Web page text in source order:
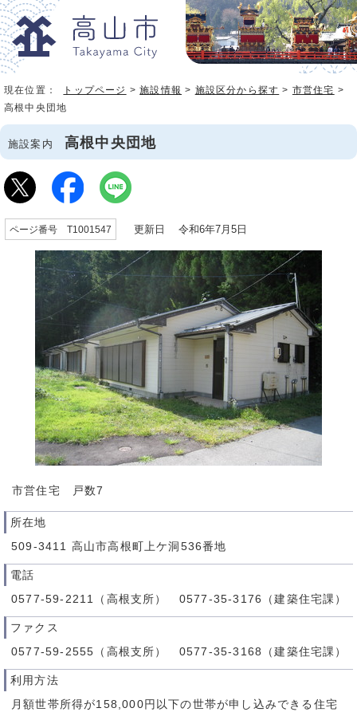
現在位置： トップページ >施設情報 > 施設区分から探す > 市営住宅 >
高根中央団地
施設案内 高根中央団地
ページ番号 T1001547 更新日 令和6年7月5日
市営住宅 戸数7
所在地
509-3411 高山市高根町上ケ洞536番地
電話
0577-59-2211（高根支所） 0577-35-3176（建築住宅課）
ファクス
0577-59-2555（高根支所） 0577-35-3168（建築住宅課）
利用方法
月額世帯所得が158,000円以下の世帯が申し込みできる住宅